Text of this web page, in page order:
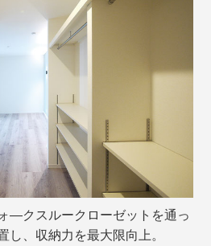
―クスルークローゼットを通っ
、収納力を最大限向上。